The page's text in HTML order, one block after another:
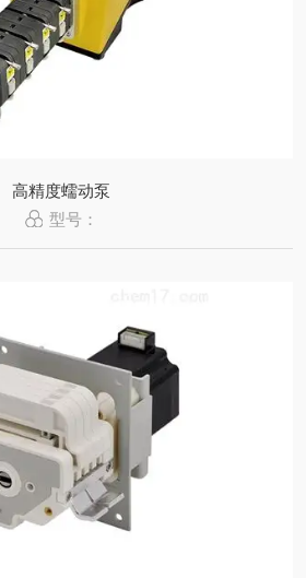
高精度蠕动泵
型号：